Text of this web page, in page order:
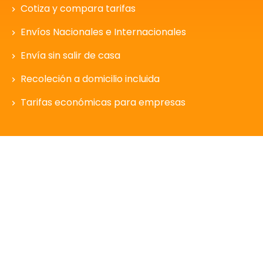
Cotiza y compara tarifas
Envíos Nacionales e Internacionales
Envía sin salir de casa
Recoleción a domicilio incluida
Tarifas económicas para empresas